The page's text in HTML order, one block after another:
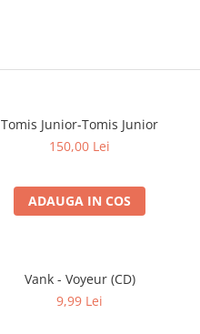
Tomis Junior-Tomis Junior
150,00 Lei
ADAUGA IN COS
Vank - Voyeur (CD)
9,99 Lei